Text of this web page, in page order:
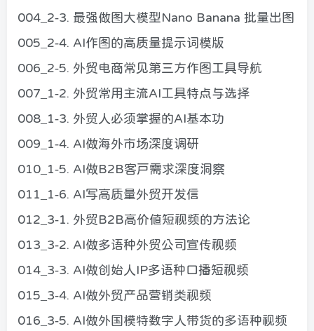
004_2-3. 最强做图大模型Nano Banana 批量出图
005_2-4. AI作图的高质量提示词模版
006_2-5. 外贸电商常见第三方作图工具导航
007_1-2. 外贸常用主流AI工具特点与选择
008_1-3. 外贸人必须掌握的AI基本功
009_1-4. AI做海外市场深度调研
010_1-5. AI做B2B客户需求深度洞察
011_1-6. AI写高质量外贸开发信
012_3-1. 外贸B2B高价值短视频的方法论
013_3-2. AI做多语种外贸公司宣传视频
014_3-3. AI做创始人IP多语种口播短视频
015_3-4. AI做外贸产品营销类视频
016_3-5. AI做外国模特数字人带货的多语种视频